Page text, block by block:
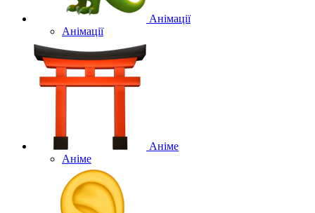
Анімації
Анімації
Аніме
Аніме